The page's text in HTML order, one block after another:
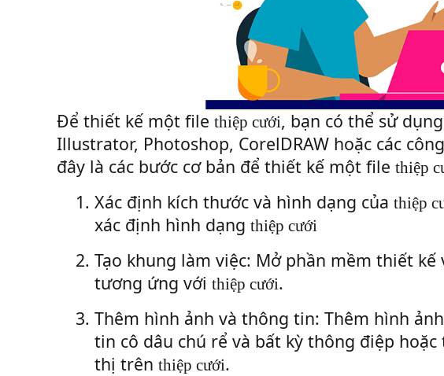
Để thiết kế một file thiệp cưới, bạn có thể sử
Illustrator, Photoshop, CorelDRAW hoặc các
đây là các bước cơ bản để thiết kế một file thiệp
1. Xác định kích thước và hình dạng của thiệp
xác định hình dạng thiệp cưới
2. Tạo khung làm việc: Mở phần mềm thiết
tương ứng với thiệp cưới.
3. Thêm hình ảnh và thông tin: Thêm hình
tin cô dâu chú rể và bất kỳ thông điệp
thị trên thiệp cưới.